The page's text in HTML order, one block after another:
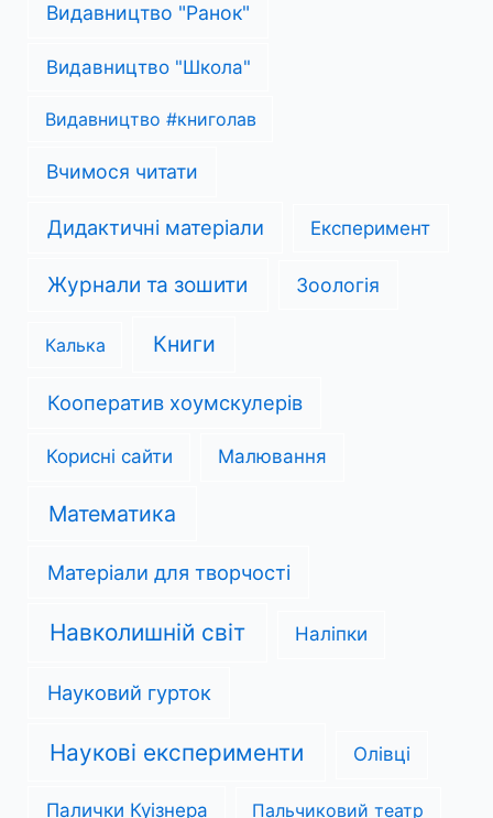
Видавництво "Ранок"
Видавництво "Школа"
Видавництво #книголав
Вчимося читати
Дидактичні матеріали Експеримент
Журнали та зошити Зоологія
Калька Книги
Кооператив хоумскулерів
Корисні сайти Малювання
Математика
Матеріали для творчості
Навколишній світ Наліпки
Науковий гурток
Наукові експерименти Олівці
Палички Куізнера Пальчиковий театр